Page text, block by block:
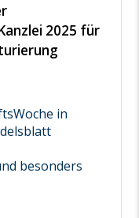
2025 für
in
besonders